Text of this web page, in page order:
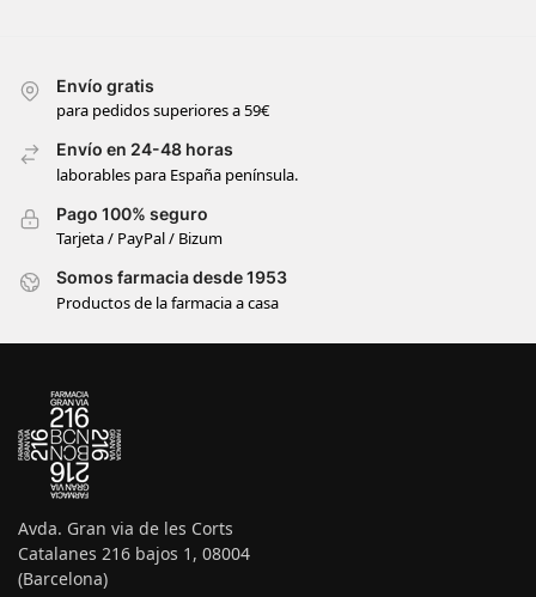
Envío gratis
para pedidos superiores a 59€
Envío en 24-48 horas
laborables para España península.
Pago 100% seguro
Tarjeta / PayPal / Bizum
Somos farmacia desde 1953
Productos de la farmacia a casa
Avda. Gran via de les Corts
Catalanes 216 bajos 1, 08004
(Barcelona)